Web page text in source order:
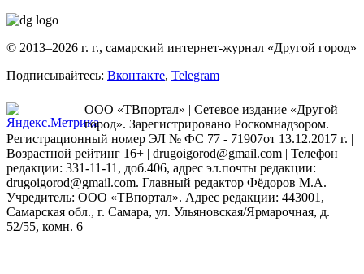
© 2013–2026 г. г., самарский интернет-журнал «Другой город»
Подписывайтесь: Вконтакте, Telegram
ООО «ТВпортал» | Сетевое издание «Другой
город». Зарегистрировано Роскомнадзором.
Регистрационный номер ЭЛ № ФС 77 - 71907от 13.12.2017 г. |
Возрастной рейтинг 16+ | drugoigorod@gmail.com | Телефон
редакции: 331-11-11, доб.406, адрес эл.почты редакции:
drugoigorod@gmail.com. Главный редактор Фёдоров М.А.
Учредитель: ООО «ТВпортал». Адрес редакции: 443001,
Самарская обл., г. Самара, ул. Ульяновская/Ярмарочная, д.
52/55, комн. 6